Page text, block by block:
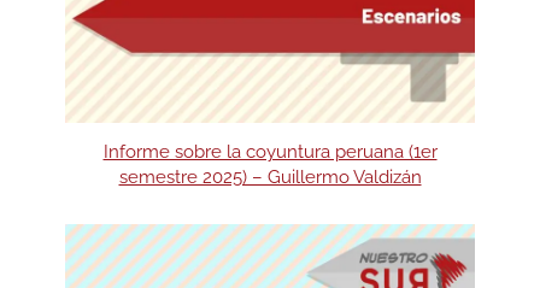
Informe sobre la coyuntura peruana (1er
semestre 2025) – Guillermo Valdizán